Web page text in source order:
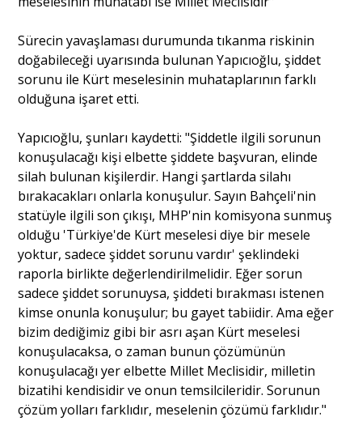
Sürecin yavaşlaması durumunda tıkanma riskinin
doğabileceği uyarısında bulunan Yapıcıoğlu, şiddet
sorunu ile Kürt meselesinin muhataplarının farklı
olduğuna işaret etti.
Yapıcıoğlu, şunları kaydetti: "Şiddetle ilgili sorunun
konuşulacağı kişi elbette şiddete başvuran, elinde
silah bulunan kişilerdir. Hangi şartlarda silahı
bırakacakları onlarla konuşulur. Sayın Bahçeli'nin
statüyle ilgili son çıkışı, MHP'nin komisyona sunmuş
olduğu 'Türkiye'de Kürt meselesi diye bir mesele
yoktur, sadece şiddet sorunu vardır' şeklindeki
raporla birlikte değerlendirilmelidir. Eğer sorun
sadece şiddet sorunuysa, şiddeti bırakması istenen
kimse onunla konuşulur; bu gayet tabiidir. Ama eğer
bizim dediğimiz gibi bir asrı aşan Kürt meselesi
konuşulacaksa, o zaman bunun çözümünün
konuşulacağı yer elbette Millet Meclisidir, milletin
bizatihi kendisidir ve onun temsilcileridir. Sorunun
çözüm yolları farklıdır, meselenin çözümü farklıdır."